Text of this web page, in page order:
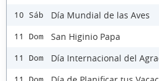
10 Sáb Día Mundial de las Aves
11 Dom San Higinio Papa
11 Dom Día Internacional del